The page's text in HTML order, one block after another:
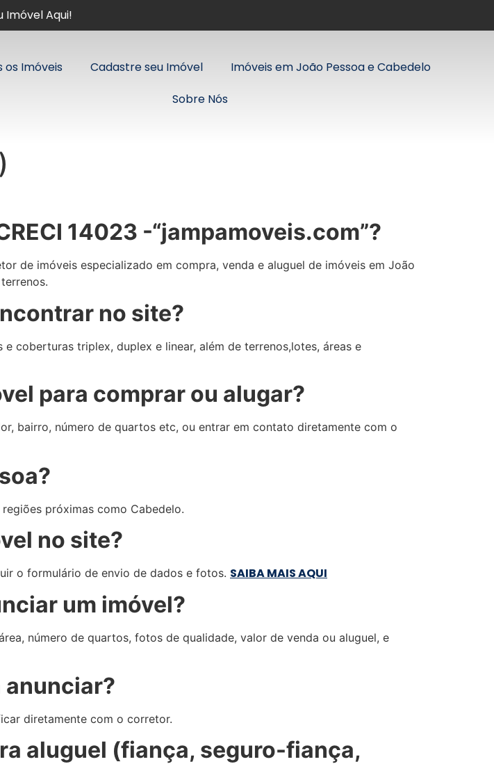
Imóvel Aqui!
os Imóveis Cadastre seu Imóvel
Imóveis em João Pessoa e Cabedelo
Sobre Nós
14023 -“jampamoveis.com”?
de imóveis especializado em compra, venda e aluguel de imóveis em João
no site?
coberturas triplex, duplex e linear, além de terrenos,lotes, áreas e
para comprar ou alugar?
bairro, número de quartos etc, ou entrar em contato diretamente com o
próximas como Cabedelo.
no site?
o formulário de envio de dados e fotos. SAIBA MAIS AQUI
um imóvel?
número de quartos, fotos de qualidade, valor de venda ou aluguel, e
anunciar?
diretamente com o corretor.
aluguel (fiança, seguro-fiança,